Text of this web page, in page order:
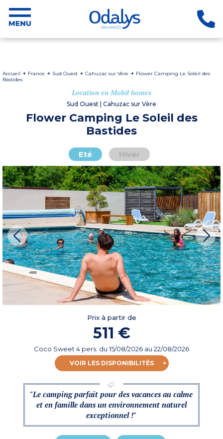
Accueil France Sud Ouest Cahuzac sur Vère
Flower Camping Le Soleil des
Bastides
Location en Mobil homes
Sud Ouest | Cahuzac sur Vère
Flower Camping Le Soleil des
Bastides
Eté Hiver
Prix à partir de
511 €
Coco Sweet 4 pers. du15/08/2026 au 22/08/2026
VOIR LES DISPONIBILITÉS
"Le camping parfait pour des vacances au calme
et en famille dans un environnement naturel
exceptionnel !"